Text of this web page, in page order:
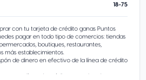
18-75
con tu tarjeta de crédito ganas Puntos
pagar en todo tipo de comercios: tiendas
boutiques, restaurantes,
más establecimientos.
de dinero en efectivo de la línea de crédito
tu línea de crédito con quien desees.